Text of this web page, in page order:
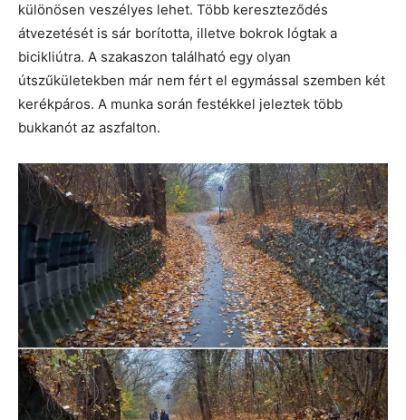
különösen veszélyes lehet. Több kereszteződés
átvezetését is sár borította, illetve bokrok lógtak a
bicikliútra. A szakaszon található egy olyan
útszűkületekben már nem fért el egymással szemben két
kerékpáros. A munka során festékkel jeleztek több
bukkanót az aszfalton.